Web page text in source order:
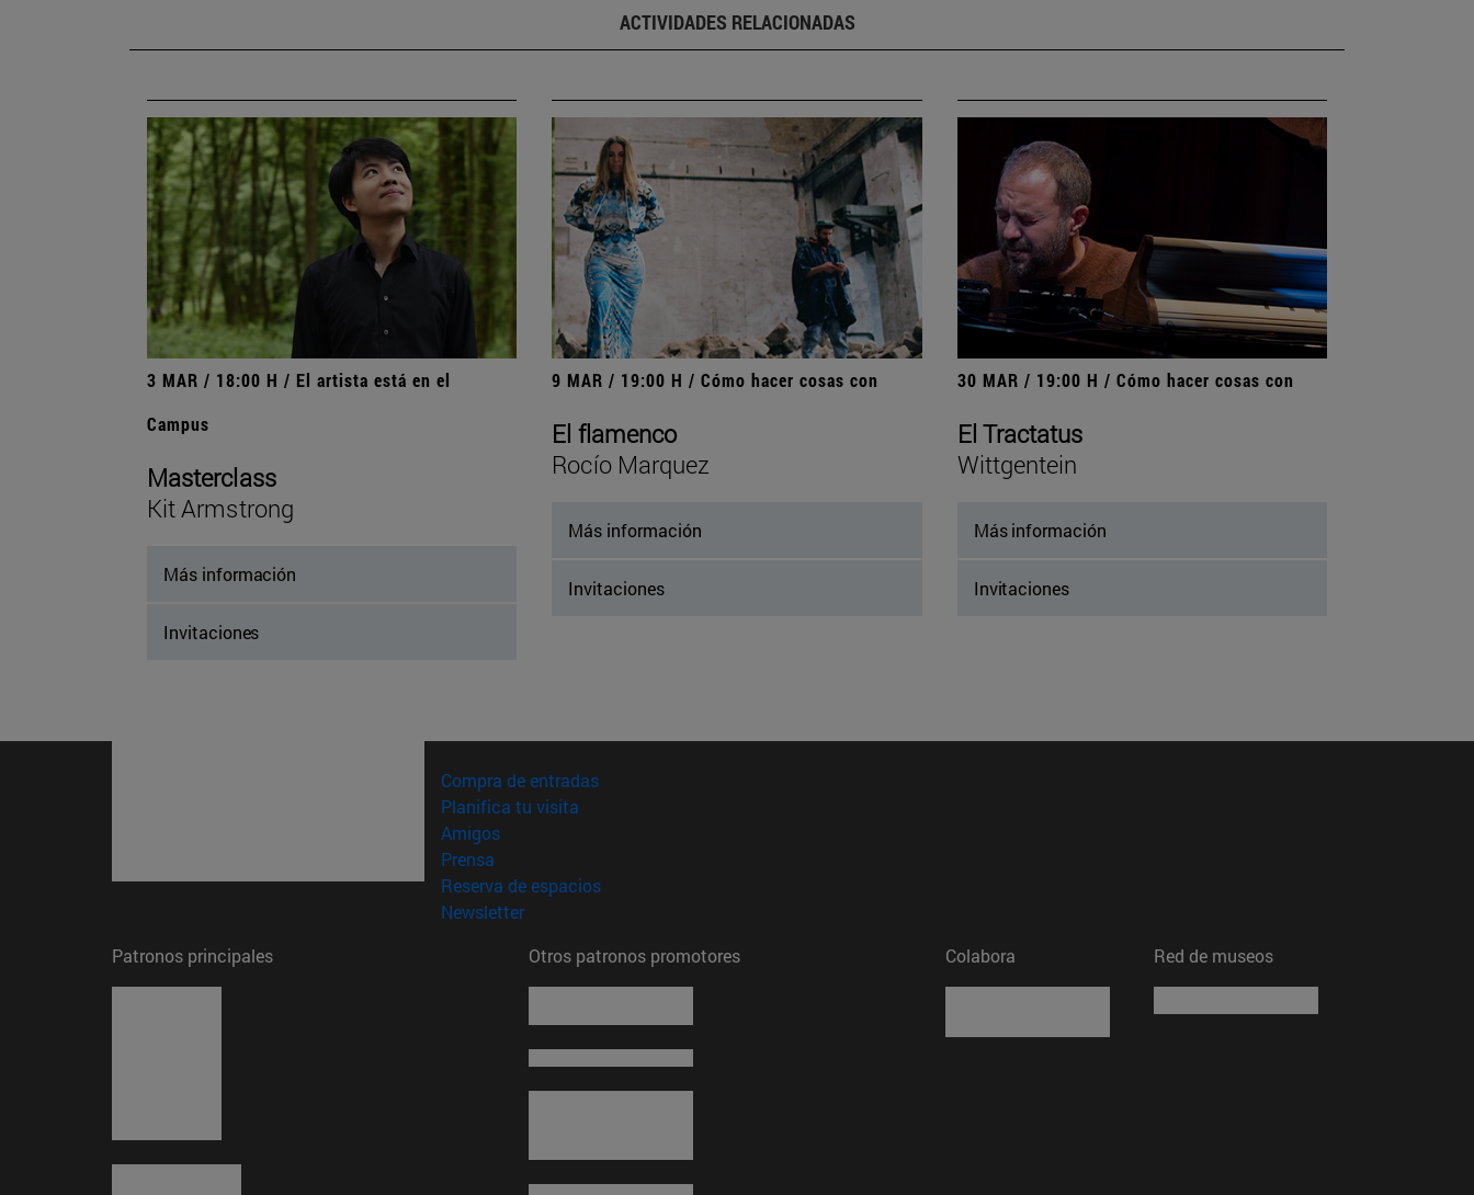
ACTIVIDADES RELACIONADAS
3 MAR / 18:00 H / El artista está en el
Campus
Masterclass
Kit Armstrong
Más información
Invitaciones
9 MAR / 19:00 H / Cómo hacer cosas con
El flamenco
Rocío Marquez
Más información
Invitaciones
30 MAR / 19:00 H / Cómo hacer cosas con
El Tractatus
Wittgentein
Más información
Invitaciones
Compra de entradas(abre en nueva ventana)
Planifica tu visita
Amigos(abre en nueva ventana)
Prensa
Reserva de espacios(abre en nueva ventana)
Newsletter(abre en nueva ventana)
Patronos principales
Otros patronos promotores Colabora Red de museos